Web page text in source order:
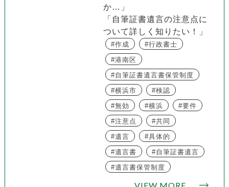
か…」
「自筆証書遺言の注意点に
ついて詳しく知りたい！」
作成
行政書士
港南区
自筆証書遺言書保管制度
横浜市
検認
無効
横浜
要件
注意点
共同
遺言
具体的
遺言書
自筆証書遺言
遺言書保管制度